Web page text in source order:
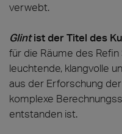
verwebt.
Glintist der Titel des
für die Räume des
leuchtende, klangvolle
aus der Erforschung
komplexe
entstanden ist.